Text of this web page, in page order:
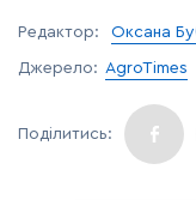
Редактор: Оксана
Джерело: AgroTimes